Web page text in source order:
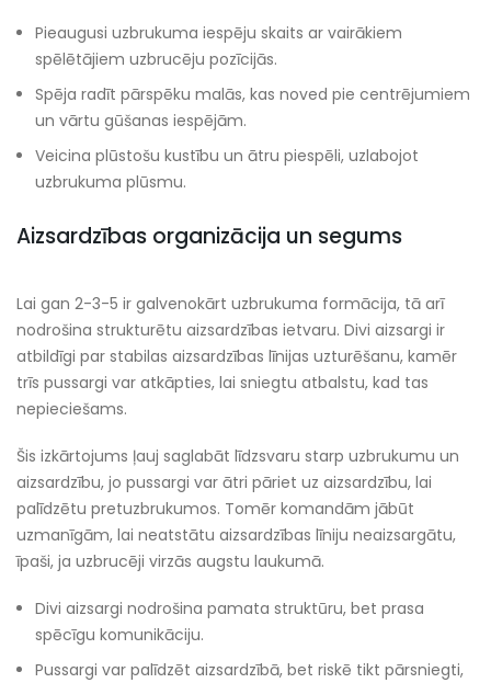
Pieaugusi uzbrukuma iespēju skaits ar vairākiem
spēlētājiem uzbrucēju pozīcijās.
Spēja radīt pārspēku malās, kas noved pie centrējumiem
un vārtu gūšanas iespējām.
Veicina plūstošu kustību un ātru piespēli, uzlabojot
uzbrukuma plūsmu.
Aizsardzības organizācija un segums
Lai gan 2-3-5 ir galvenokārt uzbrukuma formācija, tā arī
nodrošina strukturētu aizsardzības ietvaru. Divi aizsargi ir
atbildīgi par stabilas aizsardzības līnijas uzturēšanu, kamēr
trīs pussargi var atkāpties, lai sniegtu atbalstu, kad tas
nepieciešams.
Šis izkārtojums ļauj saglabāt līdzsvaru starp uzbrukumu un
aizsardzību, jo pussargi var ātri pāriet uz aizsardzību, lai
palīdzētu pretuzbrukumos. Tomēr komandām jābūt
uzmanīgām, lai neatstātu aizsardzības līniju neaizsargātu,
īpaši, ja uzbrucēji virzās augstu laukumā.
Divi aizsargi nodrošina pamata struktūru, bet prasa
spēcīgu komunikāciju.
Pussargi var palīdzēt aizsardzībā, bet riskē tikt pārsniegti,